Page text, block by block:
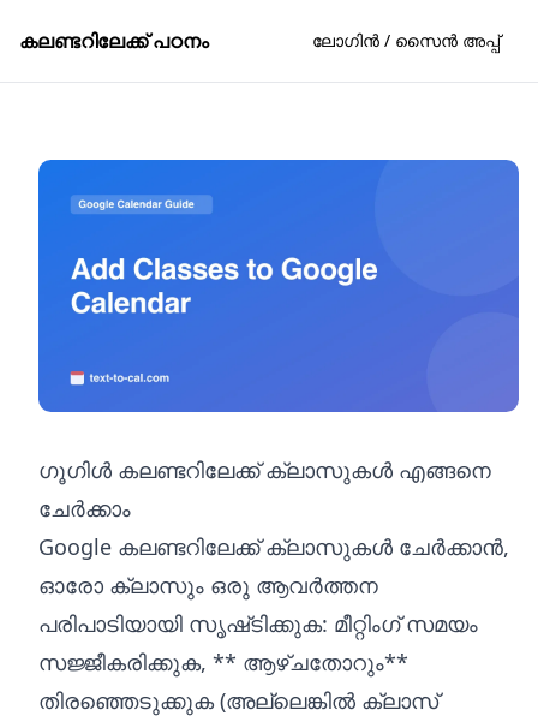
കലണ്ടറിലേക്ക് പഠനം ലോഗിൻ / സൈൻ അപ്പ്
ഗൂഗിൾ കലണ്ടറിലേക്ക് ക്ലാസുകൾ എങ്ങനെ
ചേർക്കാം
Google കലണ്ടറിലേക്ക് ക്ലാസുകൾ ചേർക്കാൻ,
ഓരോ ക്ലാസും ഒരു ആവർത്തന
പരിപാടിയായി സൃഷ്‌ടിക്കുക: മീറ്റിംഗ് സമയം
സജ്ജീകരിക്കുക, ** ആഴ്‌ചതോറും**
തിരഞ്ഞെടുക്കുക (അല്ലെങ്കിൽ ക്ലാസ്